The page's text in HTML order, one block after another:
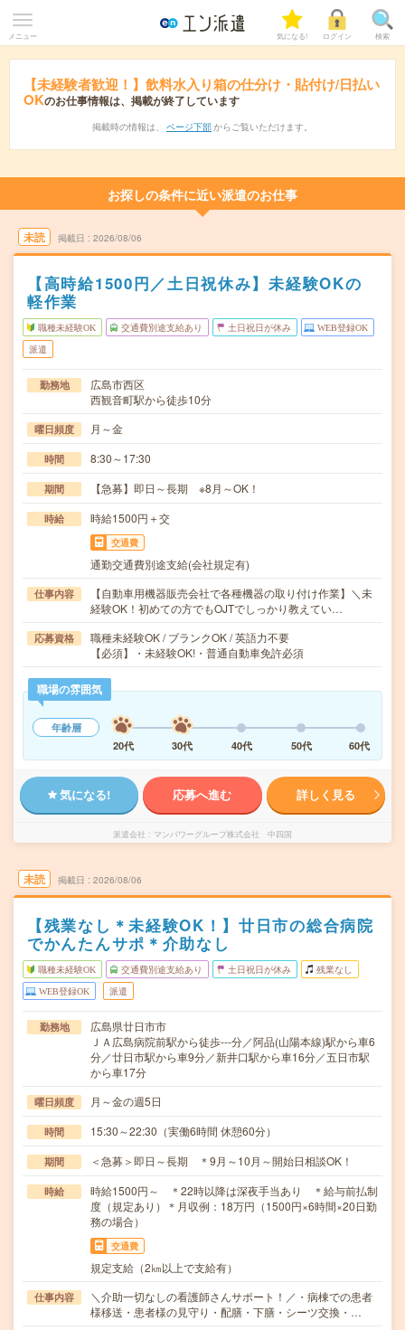
メニュー 気になる! ログイン 検索
【未経験者歓迎！】飲料水入り箱の仕分け・貼付け/日払い
OKのお仕事情報は、掲載が終了しています
掲載時の情報は、 ページ下部 からご覧いただけます。
お探しの条件に近い派遣のお仕事
未読 掲載日 2026/08/06
【高時給1500円／土日祝休み】未経験OKの
軽作業
職種未経験OK 交通費別途支給あり 土日祝日が休み WEB登録OK
派遣
勤務地
広島市西区
西観音町駅から徒歩10分
曜日頻度 月～金
時間 8:30～17:30
期間 【急募】即日～長期 ※8月～OK！
時給 時給1500円＋交
交通費
通勤交通費別途支給(会社規定有)
仕事内容
【自動車用機器販売会社で各種機器の取り付け作業】＼未
経験OK！初めての方でもOJTでしっかり教えてい…
応募資格
職種未経験OK / ブランクOK / 英語力不要
【必須】・未経験OK!・普通自動車免許必須
職場の雰囲気
年齢層
20代
30代 40代 50代 60代
気になる! 応募へ進む 詳しく見る
派遣会社 マンパワーグループ株式会社 中四国
未読 掲載日 2026/08/06
【残業なし＊未経験OK！】廿日市の総合病院
でかんたんサポ＊介助なし
職種未経験OK 交通費別途支給あり 土日祝日が休み 残業なし
WEB登録OK 派遣
勤務地
広島県廿日市市
ＪＡ広島病院前駅から徒歩---分／阿品(山陽本線)駅から車6
分／廿日市駅から車9分／新井口駅から車16分／五日市駅
から車17分
曜日頻度 月～金の週5日
時間 15:30～22:30（実働6時間 休憩60分）
期間 ＜急募＞即日～長期 ＊9月～10月～開始日相談OK！
時給
時給1500円～ ＊22時以降は深夜手当あり ＊給与前払制
度（規定あり）＊月収例：18万円（1500円×6時間×20日勤
務の場合）
交通費
規定支給（2㎞以上で支給有）
仕事内容
＼介助一切なしの看護師さんサポート！／・病棟での患者
様移送・患者様の見守り・配膳・下膳・シーツ交換・…